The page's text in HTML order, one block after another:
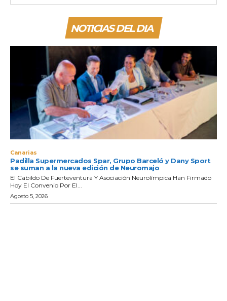
NOTICIAS DEL DIA
Canarias
Padilla Supermercados Spar, Grupo Barceló y Dany Sport
se suman a la nueva edición de Neuromajo
El Cabildo De Fuerteventura Y Asociación Neurolímpica Han Firmado
Hoy El Convenio Por El...
Agosto 5, 2026